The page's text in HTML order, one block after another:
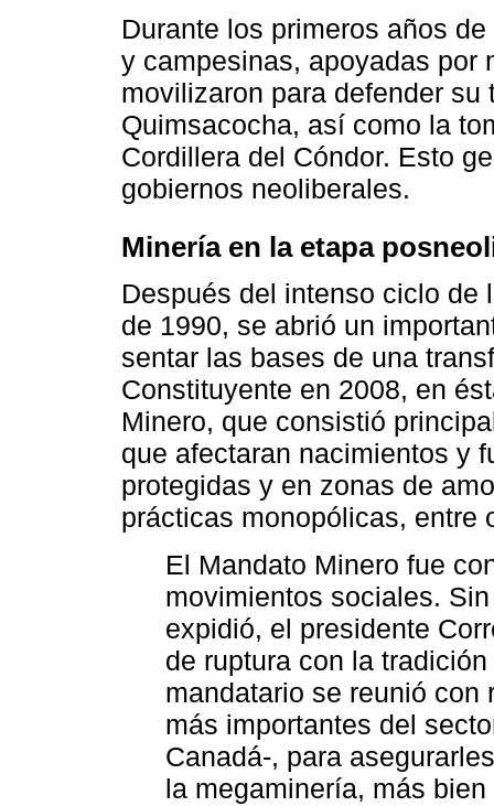
Durante los primeros años
y campesinas, apoyadas por
movilizaron para defender
Quimsacocha, así como la
Cordillera del Cóndor. Esto
gobiernos neoliberales.
Minería en la etapa
Después del intenso ciclo de
de 1990, se abrió un
sentar las bases de una
Constituyente en 2008, en
Minero, que consistió
que afectaran nacimientos y
protegidas y en zonas de
prácticas monopólicas, entre
El Mandato Minero fue
movimientos sociales.
expidió, el presidente
de ruptura con la
mandatario se reunió con
más importantes del
Canadá-, para
la megaminería, más